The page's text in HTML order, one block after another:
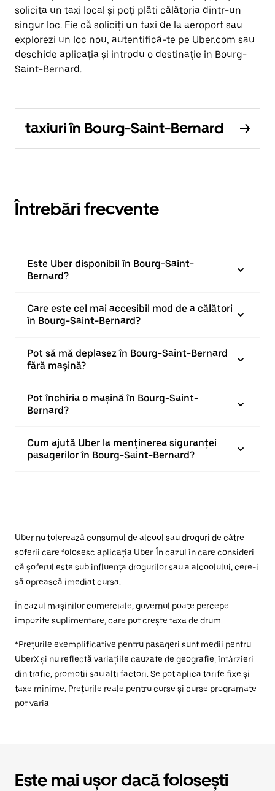
solicita un taxi local și poți plăti călătoria dintr-un
singur loc. Fie că soliciți un taxi de la aeroport sau
explorezi un loc nou, autentifică-te pe Uber.com sau
deschide aplicația și introdu o destinație în Bourg-
Saint-Bernard.
taxiuri în Bourg-Saint-Bernard
Întrebări frecvente
Este Uber disponibil în Bourg-Saint-
Bernard?
Care este cel mai accesibil mod de a călători
în Bourg-Saint-Bernard?
Pot să mă deplasez în Bourg-Saint-Bernard
fără mașină?
Pot închiria o mașină în Bourg-Saint-
Bernard?
Cum ajută Uber la menținerea siguranței
pasagerilor în Bourg-Saint-Bernard?
Uber nu tolerează consumul de alcool sau droguri de către
șoferii care folosesc aplicația Uber. În cazul în care consideri
că șoferul este sub influența drogurilor sau a alcoolului, cere-i
să oprească imediat cursa.
În cazul mașinilor comerciale, guvernul poate percepe
impozite suplimentare, care pot crește taxa de drum.
*Prețurile exemplificative pentru pasageri sunt medii pentru
UberX și nu reflectă variațiile cauzate de geografie, întârzieri
din trafic, promoții sau alți factori. Se pot aplica tarife fixe și
taxe minime. Prețurile reale pentru curse și curse programate
pot varia.
Este mai ușor dacă folosești